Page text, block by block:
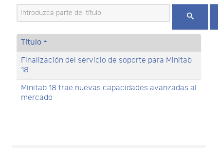
Introduzca parte del título
Título
Finalización del servicio de soporte para Minitab
18
Minitab 18 trae nuevas capacidades avanzadas al
mercado